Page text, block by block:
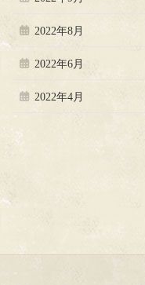
2022年8月
2022年6月
2022年4月